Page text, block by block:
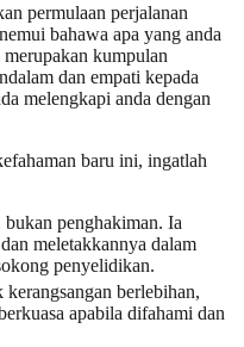
permulaan perjalanan
bahawa apa yang anda
kumpulan
dan empati kepada
melengkapi anda dengan
baru ini, ingatlah
bukan penghakiman. Ia
meletakkannya dalam
penyelidikan.
kerangsangan berlebihan,
apabila difahami dan